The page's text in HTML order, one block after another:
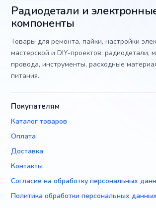
Радиодетали и
компоненты
Товары для ремонта, пайки, настройки
мастерской и DIY-проектов: радиодетали,
провода, инструменты, расходные
питания.
Покупателям
Каталог товаров
Оплата
Доставка
Контакты
Согласие на обработку персональных
Политика обработки персональных данных